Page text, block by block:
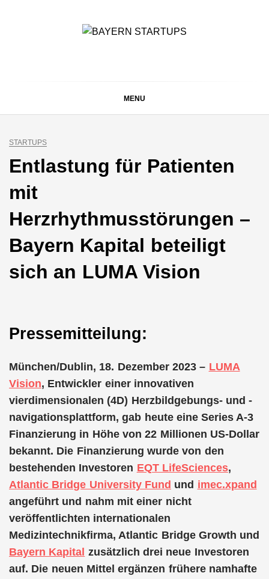
MENU
STARTUPS
Entlastung für Patienten
mit
Herzrhythmusstörungen –
Bayern Kapital beteiligt
sich an LUMA Vision
Pressemitteilung:
München/Dublin, 18. Dezember 2023 – LUMA
Vision, Entwickler einer innovativen
vierdimensionalen (4D) Herzbildgebungs- und -
navigationsplattform, gab heute eine Series A-3
Finanzierung in Höhe von 22 Millionen US-Dollar
bekannt. Die Finanzierung wurde von den
bestehenden Investoren EQT LifeSciences,
Atlantic Bridge University Fund und imec.xpand
angeführt und nahm mit einer nicht
veröffentlichten internationalen
Medizintechnikfirma, Atlantic Bridge Growth und
Bayern Kapital zusätzlich drei neue Investoren
auf. Die neuen Mittel ergänzen frühere namhafte